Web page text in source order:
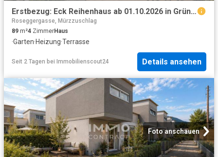
Erstbezug: Eck Reihenhaus ab 01.10.2026 in Grünlage mit Kaufoption
Roseggergasse, Mürzzuschlag
89 m²4 ZimmerHaus
·Garten·Heizung·Terrasse
Seit 2 Tagen bei Immobilienscout24 Details ansehen
Foto anschauen